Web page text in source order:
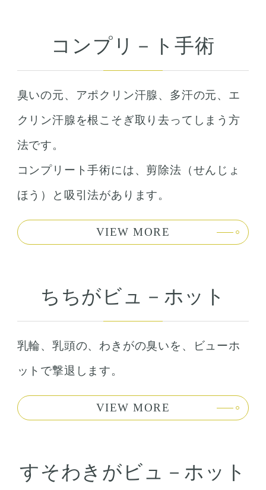
コンプリ－ト手術
臭いの元、アポクリン汗腺、多汗の元、エ
クリン汗腺を根こそぎ取り去ってしまう方
法です。
コンプリート手術には、剪除法（せんじょ
ほう）と吸引法があります。
VIEW MORE
ちちがビュ－ホット
乳輪、乳頭の、わきがの臭いを、ビューホ
ットで撃退します。
VIEW MORE
すそわきがビュ－ホット